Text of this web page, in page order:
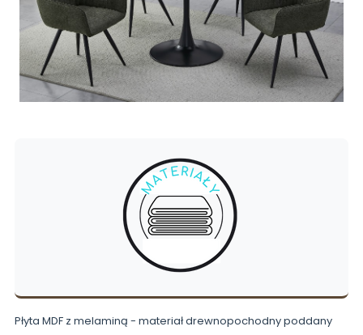
Płyta MDF z melaminą - materiał drewnopochodny poddany